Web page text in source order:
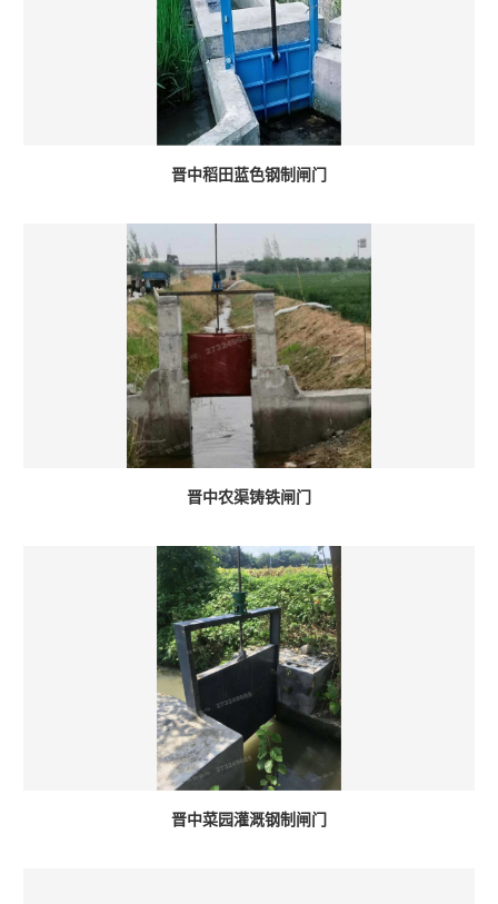
晋中稻田蓝色钢制闸门
晋中农渠铸铁闸门
晋中菜园灌溉钢制闸门